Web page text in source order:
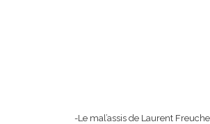
-Le mal’assis de Laurent